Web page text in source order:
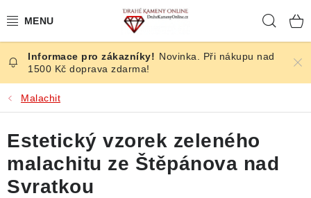
na
ČESKÉ KAMENY
ŠPERKY
KAMENY ZE SVĚTA
BROUŠENÉ
Novinka. Při nákupu nad
1500 Kč doprava zdarma!
Malachit
Estetický vzorek zeleného
malachitu ze Štěpánova nad
Svratkou